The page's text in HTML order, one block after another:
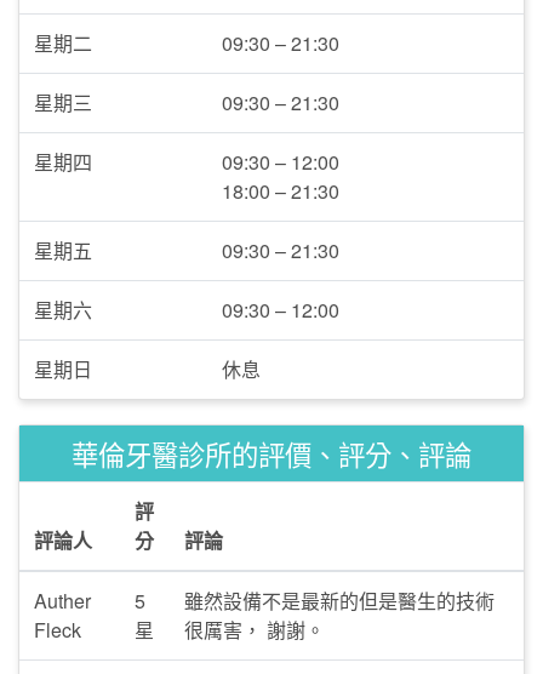
星期二 09:30 – 21:30
星期三 09:30 – 21:30
星期四
09:30 – 12:00
18:00 – 21:30
星期五 09:30 – 21:30
星期六 09:30 – 12:00
星期日 休息
華倫牙醫診所的評價、評分、評論
評論人
評
分
評論
Auther
Fleck
5
星
雖然設備不是最新的但是醫生的技術
很厲害， 謝謝。